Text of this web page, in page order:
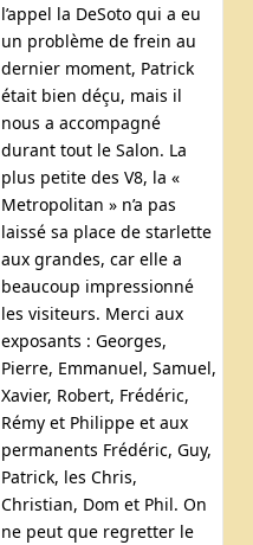
l’appel la DeSoto qui a eu
un problème de frein au
dernier moment, Patrick
était bien déçu, mais il
nous a accompagné
durant tout le Salon. La
plus petite des V8, la «
Metropolitan » n’a pas
laissé sa place de starlette
aux grandes, car elle a
beaucoup impressionné
les visiteurs. Merci aux
exposants : Georges,
Pierre, Emmanuel, Samuel,
Xavier, Robert, Frédéric,
Rémy et Philippe et aux
permanents Frédéric, Guy,
Patrick, les Chris,
Christian, Dom et Phil. On
ne peut que regretter le